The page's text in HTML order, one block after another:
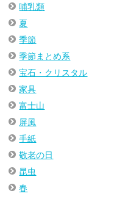
哺乳類
夏
季節
季節まとめ系
宝石・クリスタル
家具
富士山
屏風
手紙
敬老の日
昆虫
春